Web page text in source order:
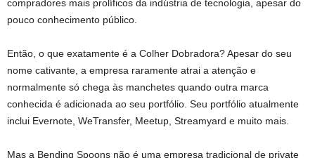
compradores mais prolíficos da indústria de tecnologia, apesar do
pouco conhecimento público.
Então, o que exatamente é a Colher Dobradora? Apesar do seu
nome cativante, a empresa raramente atrai a atenção e
normalmente só chega às manchetes quando outra marca
conhecida é adicionada ao seu portfólio. Seu portfólio atualmente
inclui Evernote, WeTransfer, Meetup, Streamyard e muito mais.
Mas a Bending Spoons não é uma empresa tradicional de private